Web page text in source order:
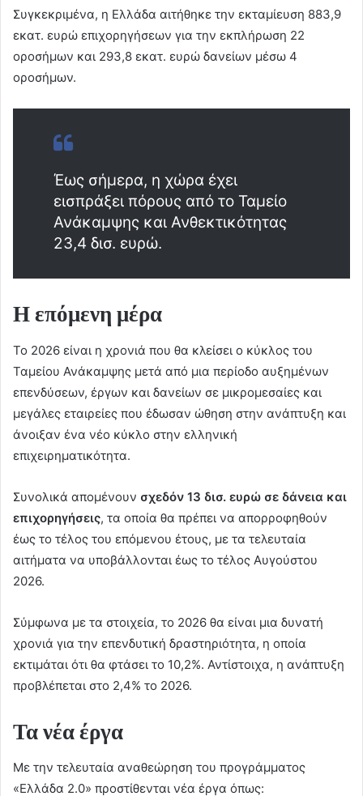
Συγκεκριμένα, η Ελλάδα αιτήθηκε την εκταμίευση 883,9
εκατ. ευρώ επιχορηγήσεων για την εκπλήρωση 22
οροσήμων και 293,8 εκατ. ευρώ δανείων μέσω 4
οροσήμων.
Έως σήμερα, η χώρα έχει
εισπράξει πόρους από το Ταμείο
Ανάκαμψης και Ανθεκτικότητας
23,4 δισ. ευρώ.
Η επόμενη μέρα
Το 2026 είναι η χρονιά που θα κλείσει ο κύκλος του
Ταμείου Ανάκαμψης μετά από μια περίοδο αυξημένων
επενδύσεων, έργων και δανείων σε μικρομεσαίες και
μεγάλες εταιρείες που έδωσαν ώθηση στην ανάπτυξη και
άνοιξαν ένα νέο κύκλο στην ελληνική
επιχειρηματικότητα.
Συνολικά απομένουν σχεδόν 13 δισ. ευρώ σε δάνεια και
επιχορηγήσεις, τα οποία θα πρέπει να απορροφηθούν
έως το τέλος του επόμενου έτους, με τα τελευταία
αιτήματα να υποβάλλονται έως το τέλος Αυγούστου
2026.
Σύμφωνα με τα στοιχεία, το 2026 θα είναι μια δυνατή
χρονιά για την επενδυτική δραστηριότητα, η οποία
εκτιμάται ότι θα φτάσει το 10,2%. Αντίστοιχα, η ανάπτυξη
προβλέπεται στο 2,4% το 2026.
Τα νέα έργα
Με την τελευταία αναθεώρηση του προγράμματος
«Ελλάδα 2.0» προστίθενται νέα έργα όπως: